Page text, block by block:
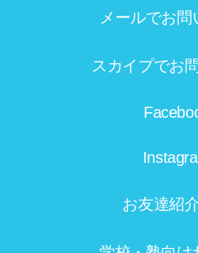
メールでお問
スカイプでお
お友達紹